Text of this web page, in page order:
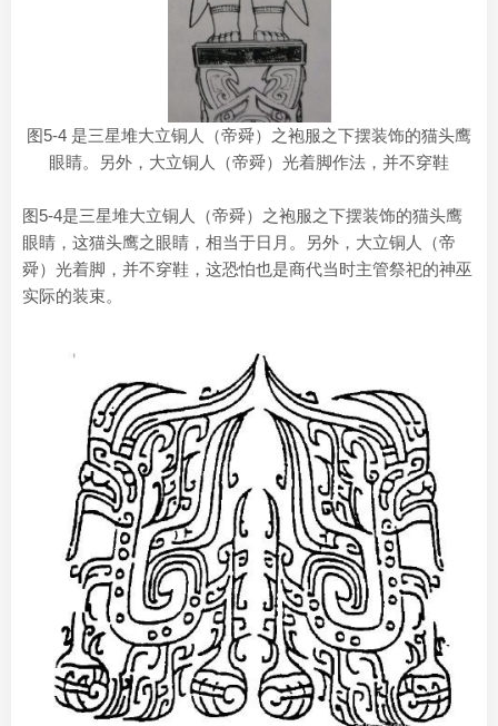
图5-4 是三星堆大立铜人（帝舜）之袍服之下摆装饰的猫头鹰
眼睛。另外，大立铜人（帝舜）光着脚作法，并不穿鞋
图5-4是三星堆大立铜人（帝舜）之袍服之下摆装饰的猫头鹰
眼睛，这猫头鹰之眼睛，相当于日月。另外，大立铜人（帝
舜）光着脚，并不穿鞋，这恐怕也是商代当时主管祭祀的神巫
实际的装束。